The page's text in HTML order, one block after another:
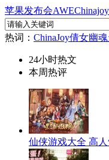
苹果发布会AWEChinajoy
热词： ChinaJoy倩女幽魂
24小时热文
本周热评
仙侠游戏大全 高